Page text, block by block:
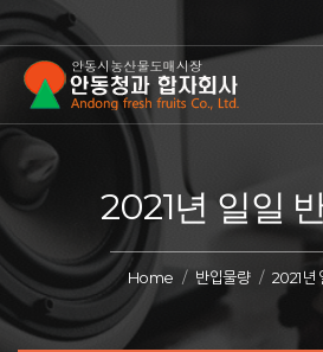
2021년 일일
Home 반입물량 2021년